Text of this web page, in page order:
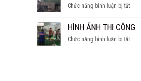
rửa
nước
ngọt
SÚC
LÒ
HƠI
Chức năng bình luận bị tắtở
DẠNG
HƠI
HÌNH ẢNH THI CÔNG
Chức năng bình luận bị tắtở